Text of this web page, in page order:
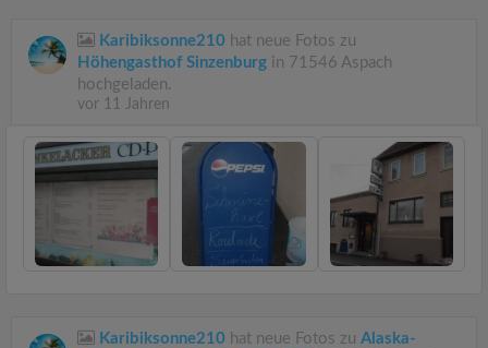
Karibiksonne210 hat neue Fotos zu
Höhengasthof Sinzenburg in 71546 Aspach
hochgeladen.
vor 11 Jahren
Karibiksonne210 hat neue Fotos zu Alaska-